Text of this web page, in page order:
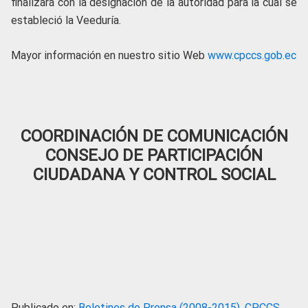
estableció la Veeduría.
Mayor información en nuestro sitio Web www.cpccs.gob.ec
COORDINACIÓN DE COMUNICACIÓN
CONSEJO DE PARTICIPACIÓN
CIUDADANA Y CONTROL SOCIAL